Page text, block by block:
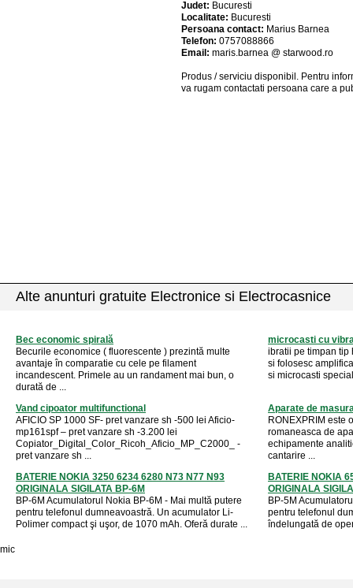
Judet: Bucuresti
Localitate: Bucuresti
Persoana contact: Marius Barnea
Telefon: 0757088866
Email: maris.barnea @ starwood.ro
Produs / serviciu disponibil . Pentru
va rugam contactati persoana care a
Alte anunturi gratuite Electronice si Electrocasnice
Bec economic spirală
Becurile economice ( fluorescente ) prezintă multe
avantaje în comparatie cu cele pe filament
incandescent. Primele au un randament mai bun, o
durată de ...
microcasti cu
ibratii pe timpan tip
si folosesc
si microcasti
Vand cipoator multifunctional
AFICIO SP 1000 SF- pret vanzare sh -500 lei Aficio-
mp161spf – pret vanzare sh -3.200 lei
Copiator_Digital_Color_Ricoh_Aficio_MP_C2000_ -
pret vanzare sh ...
Aparate de
RONEXPRIM este
romaneasca de
echipamente
cantarire ...
BATERIE NOKIA 3250 6234 6280 N73 N77 N93
ORIGINALA SIGILATA BP-6M
BP-6M Acumulatorul Nokia BP-6M - Mai multă putere
pentru telefonul dumneavoastră. Un acumulator Li-
Polimer compact şi uşor, de 1070 mAh. Oferă durate ...
BATERIE NOKIA
ORIGINALA
BP-5M
pentru telefonul
îndelungată de
mic